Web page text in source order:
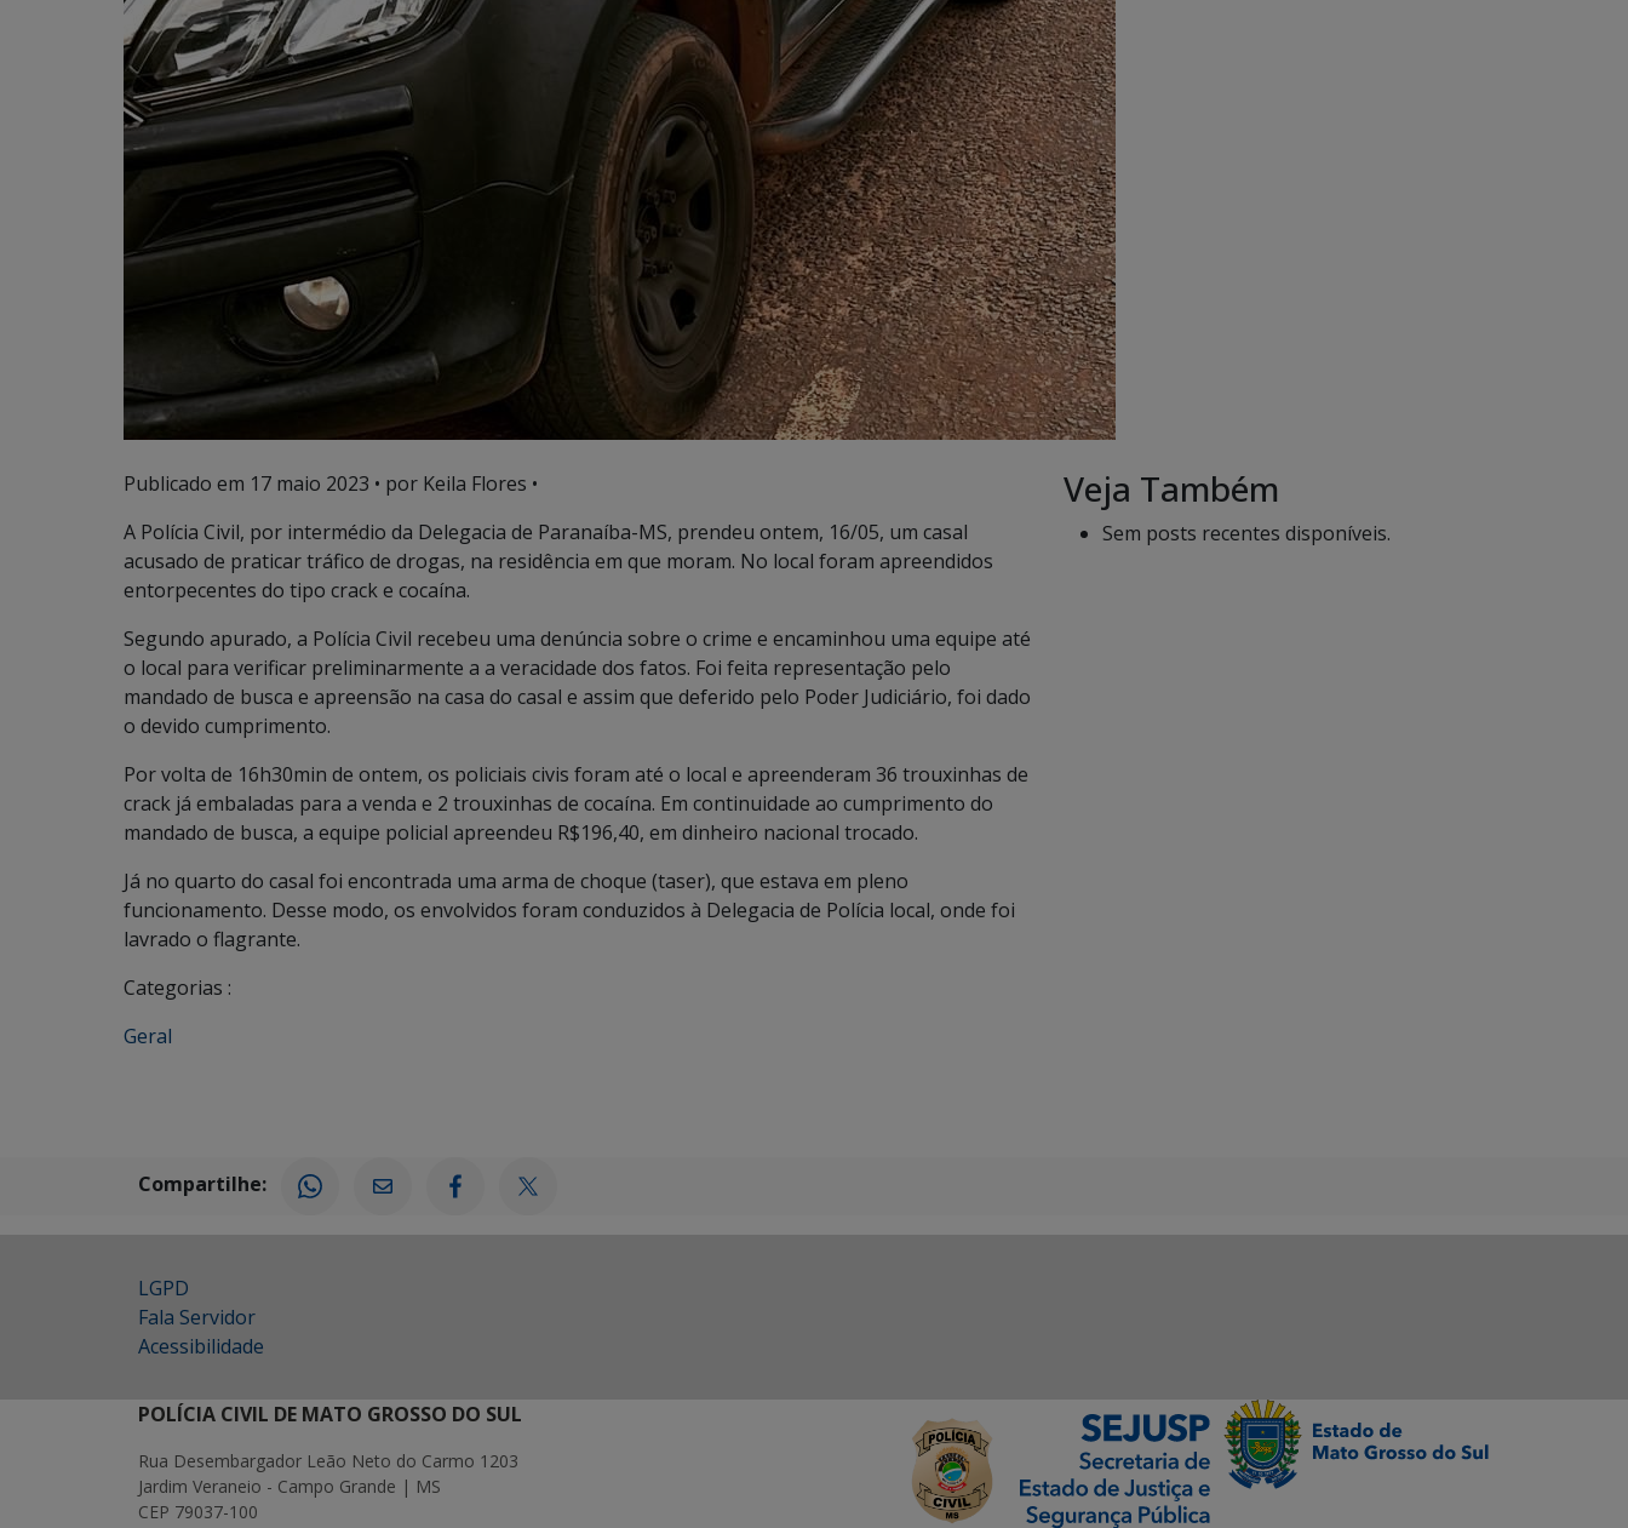
Publicado em 17 maio 2023 • por Keila Flores •
A Polícia Civil, por intermédio da Delegacia de Paranaíba-MS, prendeu ontem, 16/05, um casal
acusado de praticar tráfico de drogas, na residência em que moram. No local foram apreendidos
entorpecentes do tipo crack e cocaína.
Segundo apurado, a Polícia Civil recebeu uma denúncia sobre o crime e encaminhou uma equipe até
o local para verificar preliminarmente a a veracidade dos fatos. Foi feita representação pelo
mandado de busca e apreensão na casa do casal e assim que deferido pelo Poder Judiciário, foi dado
o devido cumprimento.
Por volta de 16h30min de ontem, os policiais civis foram até o local e apreenderam 36 trouxinhas de
crack já embaladas para a venda e 2 trouxinhas de cocaína. Em continuidade ao cumprimento do
mandado de busca, a equipe policial apreendeu R$196,40, em dinheiro nacional trocado.
Já no quarto do casal foi encontrada uma arma de choque (taser), que estava em pleno
funcionamento. Desse modo, os envolvidos foram conduzidos à Delegacia de Polícia local, onde foi
lavrado o flagrante.
Categorias :
Geral
Veja Também
Sem posts recentes disponíveis.
Compartilhe:
LGPD
Fala Servidor
Acessibilidade
POLÍCIA CIVIL DE MATO GROSSO DO SUL
Rua Desembargador Leão Neto do Carmo 1203
Jardim Veraneio - Campo Grande | MS
CEP 79037-100